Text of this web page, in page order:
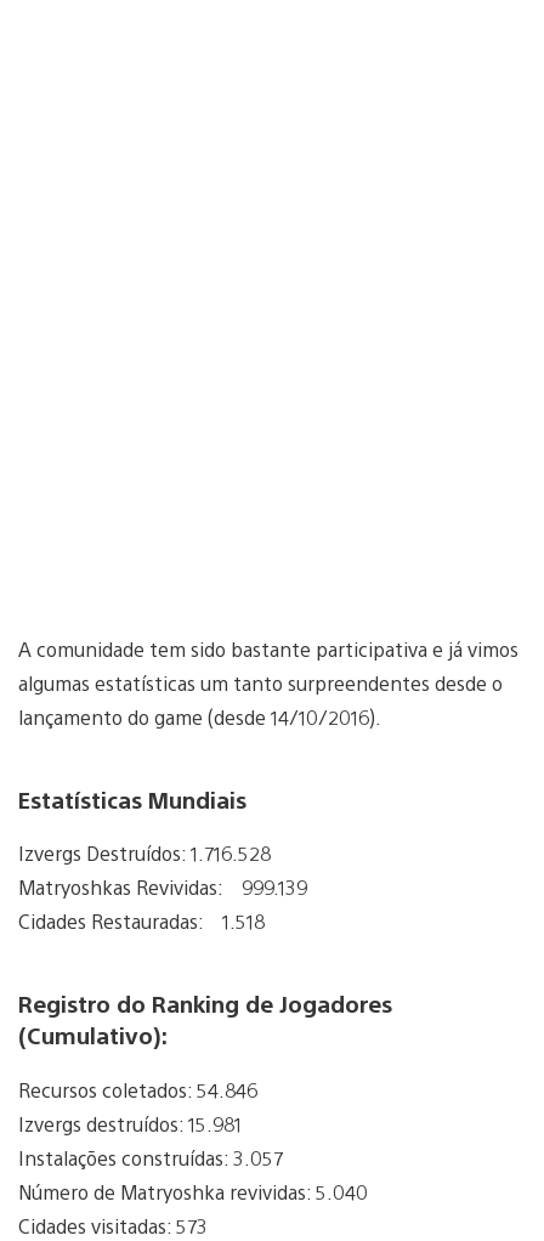
A comunidade tem sido bastante participativa e já vimos
algumas estatísticas um tanto surpreendentes desde o
lançamento do game (desde 14/10/2016).
Estatísticas Mundiais
Izvergs Destruídos: 1.716.528
Matryoshkas Revividas: 999.139
Cidades Restauradas: 1.518
Registro do Ranking de Jogadores
(Cumulativo):
Recursos coletados: 54.846
Izvergs destruídos: 15.981
Instalações construídas: 3.057
Número de Matryoshka revividas: 5.040
Cidades visitadas: 573